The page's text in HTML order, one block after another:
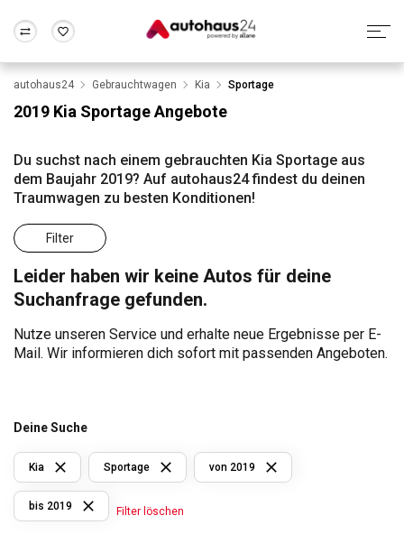
Wir bewerten dein Auto
Alle Fragen & Antworten
Rund um die Inzahlungnahme
Frankfurt Wuppertal
autohaus24 Gebrauchtwagen Kia Sportage
2019 Kia Sportage Angebote
Du suchst nach einem gebrauchten Kia Sportage aus
dem Baujahr 2019? Auf autohaus24 findest du deinen
Traumwagen zu besten Konditionen!
Filter
Leider haben wir keine Autos für deine
Suchanfrage gefunden.
Nutze unseren Service und erhalte neue Ergebnisse per E-
Mail. Wir informieren dich sofort mit passenden Angeboten.
Deine Suche
Kia Sportage von 2019
bis 2019 Filter löschen